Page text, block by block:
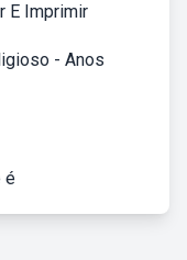
E Imprimir
- Anos
é